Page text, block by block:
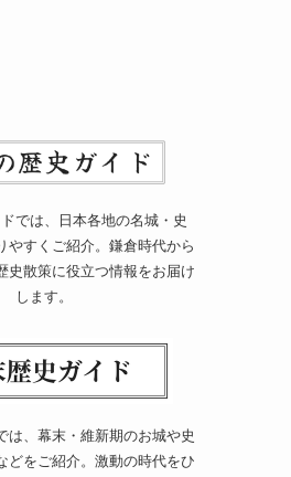
では、日本各地の名城・史
やすくご紹介。鎌倉時代から
史散策に役立つ情報をお届け
します。
は、幕末・維新期のお城や史
どをご紹介。激動の時代をひ